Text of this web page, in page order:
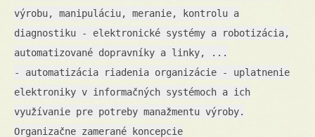
výrobu, manipuláciu, meranie, kontrolu a
diagnostiku - elektronické systémy a robotizácia,
automatizované dopravníky a linky, ...
- automatizácia riadenia organizácie - uplatnenie
elektroniky v informačných systémoch a ich
využívanie pre potreby manažmentu výroby.
Organizačne zamerané koncepcie